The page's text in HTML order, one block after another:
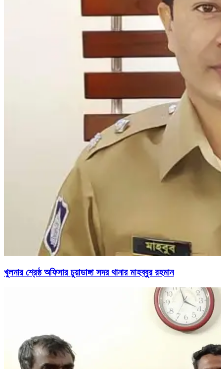
খুলনার শ্রেষ্ঠ অফিসার চুয়াডাঙ্গা সদর থানার মাহব্বুর রহমান